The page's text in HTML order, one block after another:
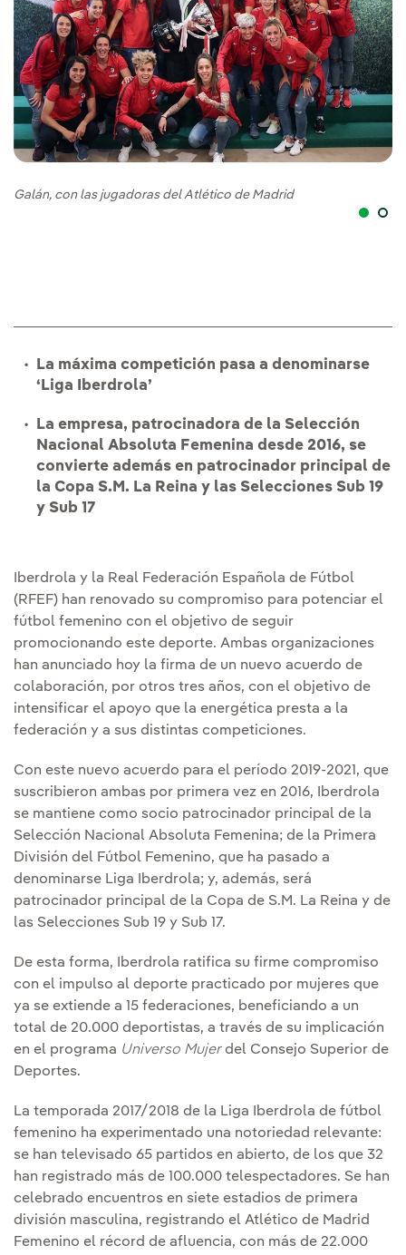
Galán, con las jugadoras del Atlético de Madrid
La máxima competición pasa a denominarse
‘Liga Iberdrola’
La empresa, patrocinadora de la Selección
Nacional Absoluta Femenina desde 2016, se
convierte además en patrocinador principal de
la Copa S.M. La Reina y las Selecciones Sub 19
y Sub 17
Iberdrola y la Real Federación Española de Fútbol
(RFEF) han renovado su compromiso para potenciar el
fútbol femenino con el objetivo de seguir
promocionando este deporte. Ambas organizaciones
han anunciado hoy la firma de un nuevo acuerdo de
colaboración, por otros tres años, con el objetivo de
intensificar el apoyo que la energética presta a la
federación y a sus distintas competiciones.
Con este nuevo acuerdo para el período 2019-2021, que
suscribieron ambas por primera vez en 2016, Iberdrola
se mantiene como socio patrocinador principal de la
Selección Nacional Absoluta Femenina; de la Primera
División del Fútbol Femenino, que ha pasado a
denominarse Liga Iberdrola; y, además, será
patrocinador principal de la Copa de S.M. La Reina y de
las Selecciones Sub 19 y Sub 17.
De esta forma, Iberdrola ratifica su firme compromiso
con el impulso al deporte practicado por mujeres que
ya se extiende a 15 federaciones, beneficiando a un
total de 20.000 deportistas, a través de su implicación
en el programa Universo Mujerdel Consejo Superior de
Deportes.
La temporada 2017/2018 de la Liga Iberdrola de fútbol
femenino ha experimentado una notoriedad relevante:
se han televisado 65 partidos en abierto, de los que 32
han registrado más de 100.000 telespectadores. Se han
celebrado encuentros en siete estadios de primera
división masculina, registrando el Atlético de Madrid
Femenino el récord de afluencia, con más de 22.000